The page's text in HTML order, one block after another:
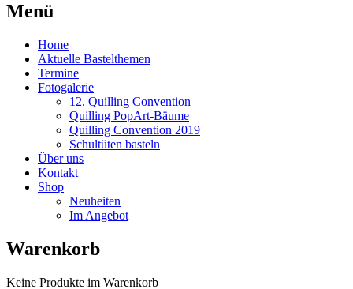
Menü
Home
Aktuelle Bastelthemen
Termine
Fotogalerie
12. Quilling Convention
Quilling PopArt-Bäume
Quilling Convention 2019
Schultüten basteln
Über uns
Kontakt
Shop
Neuheiten
Im Angebot
Warenkorb
Keine Produkte im Warenkorb